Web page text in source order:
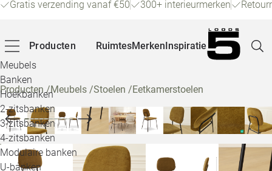
Gratis verzending vanaf €50 300+ interieurmerken
Producten
Meubels
Banken
Hoekbanken
2-zitsbanken
3-zitsbanken
4-zitsbanken
Modulaire banken
U-banken
RuimtesMerkenInspiratie
Producten/Meubels /Stoelen /Eetkamerstoelen